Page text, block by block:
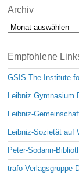
Archiv
Archiv
Empfohlene
GSIS The Institute
Leibniz Gymnasium
Leibniz-
Leibniz-Sozietät auf
Peter-Sodann-
trafo Verlagsgruppe